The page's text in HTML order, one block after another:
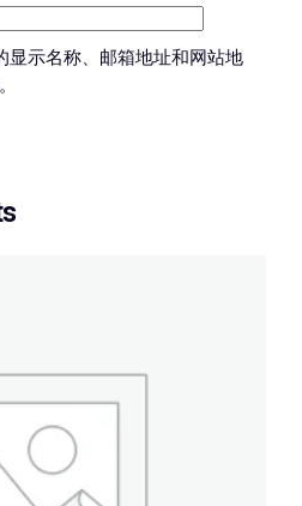
显示名称、邮箱地址和网站地